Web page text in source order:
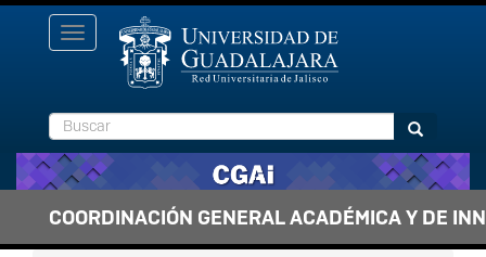
Pasar al contenido principal
Toggle
navigation
Buscar Buscar
COORDINACIÓN GENERAL ACADÉMICA Y DE